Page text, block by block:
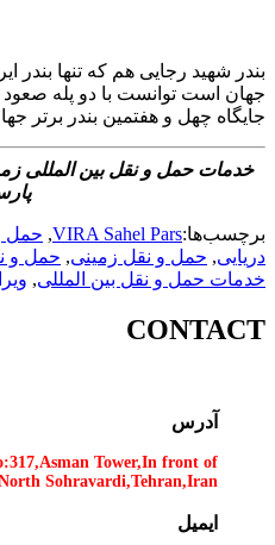
بندر شهید رجایی هم که تنها بندر
جایگاه چهل و هفتمین بندر برتر جهان در سال
خدمات حمل و نقل بین المللی
برچسب‌ها:VIRA Sahel Pars
, حمل
دریایی, حمل و نقل زمینی, حمل و
خدمات حمل و نقل بین المللی,
CONTACT
آدرس
Tower,In front of
Sohravardi,Tehran,Iran
ایمیل